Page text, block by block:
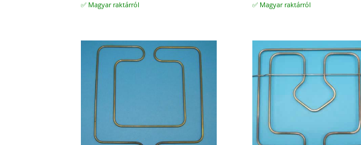
✅ Magyar raktárról
✅ Magyar raktárról